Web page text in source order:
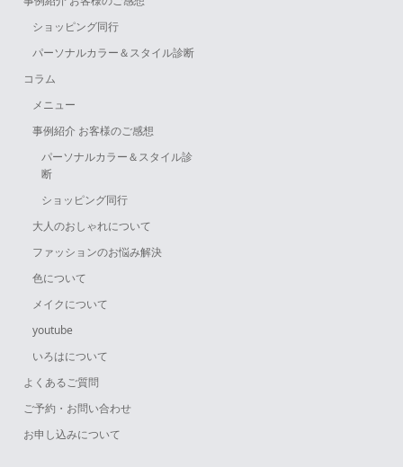
ショッピング同行
パーソナルカラー＆スタイル診断
コラム
メニュー
事例紹介 お客様のご感想
パーソナルカラー＆スタイル診
断
ショッピング同行
大人のおしゃれについて
ファッションのお悩み解決
色について
メイクについて
youtube
いろはについて
よくあるご質問
ご予約・お問い合わせ
お申し込みについて